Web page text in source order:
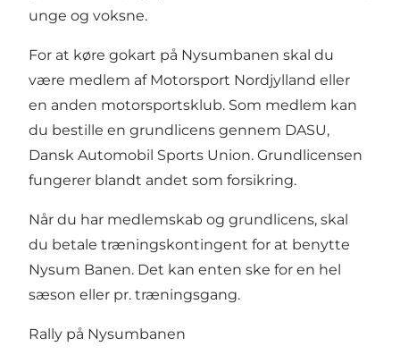
unge og voksne.
For at køre gokart på Nysumbanen skal du
være medlem af Motorsport Nordjylland eller
en anden motorsportsklub. Som medlem kan
du bestille en grundlicens gennem DASU,
Dansk Automobil Sports Union. Grundlicensen
fungerer blandt andet som forsikring.
Når du har medlemskab og grundlicens, skal
du betale træningskontingent for at benytte
Nysum Banen. Det kan enten ske for en hel
sæson eller pr. træningsgang.
Rally på Nysumbanen